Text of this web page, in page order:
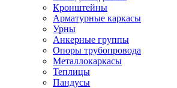
Кронштейны
Арматурные каркасы
Урны
Анкерные группы
Опоры трубопровода
Металлокаркасы
Теплицы
Пандусы